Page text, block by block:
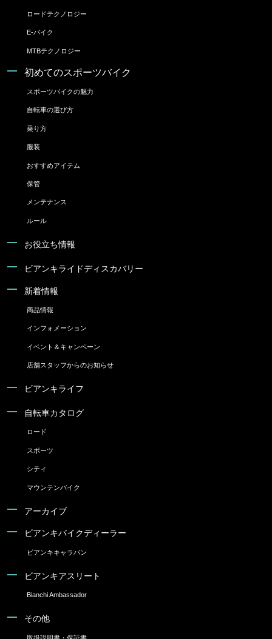
ロードテクノロジー
E-バイク
MTBテクノロジー
初めてのスポーツバイク
スポーツバイクの魅力
自転車の選び方
乗り方
服装
おすすめアイテム
保管
メンテナンス
ルール
お役立ち情報
ビアンキライドディスカバリー
新着情報
商品情報
インフォメーション
イベント＆キャンペーン
店舗スタッフからのお知らせ
ビアンキライフ
自転車カタログ
ロード
スポーツ
シティ
マウンテンバイク
アーカイブ
ビアンキバイクディーラー
ビアンキキャラバン
ビアンキアスリート
Bianchi Ambassador
その他